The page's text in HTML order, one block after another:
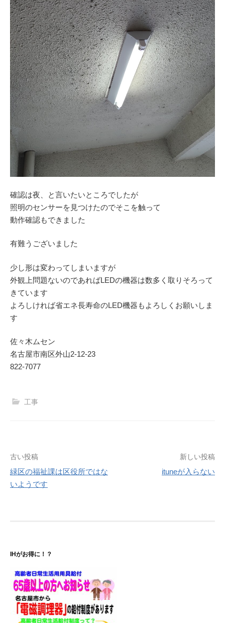
確認は夜、と言いたいところでしたが
照明のセンサーを見つけたのでそこを触って
動作確認もできました
有難うございました
少し形は変わってしまいますが
外観上問題ないのであればLEDの機器は数多く取りそろって
きています
よろしければ省エネ長寿命のLED機器もよろしくお願いしま
す
佐々木ムセン
名古屋市南区外山2-12-23
822-7077
工事
投
稿
ー
シ
ョ
ン
古い投稿
緑区の福祉課は区役所ではな
いようです
新しい投稿
ituneが入らない
IHがお得に！？